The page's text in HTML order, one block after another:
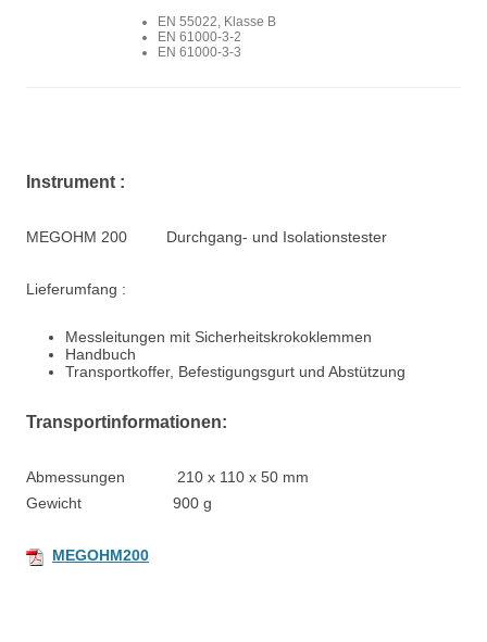
EN 55022, Klasse B
EN 61000-3-2
EN 61000-3-3
Instrument :
MEGOHM 200 Durchgang- und Isolationstester
Lieferumfang :
Messleitungen mit Sicherheitskrokoklemmen
Handbuch
Transportkoffer, Befestigungsgurt und Abstützung
Transportinformationen:
Abmessungen 210 x 110 x 50 mm
Gewicht 900 g
MEGOHM200